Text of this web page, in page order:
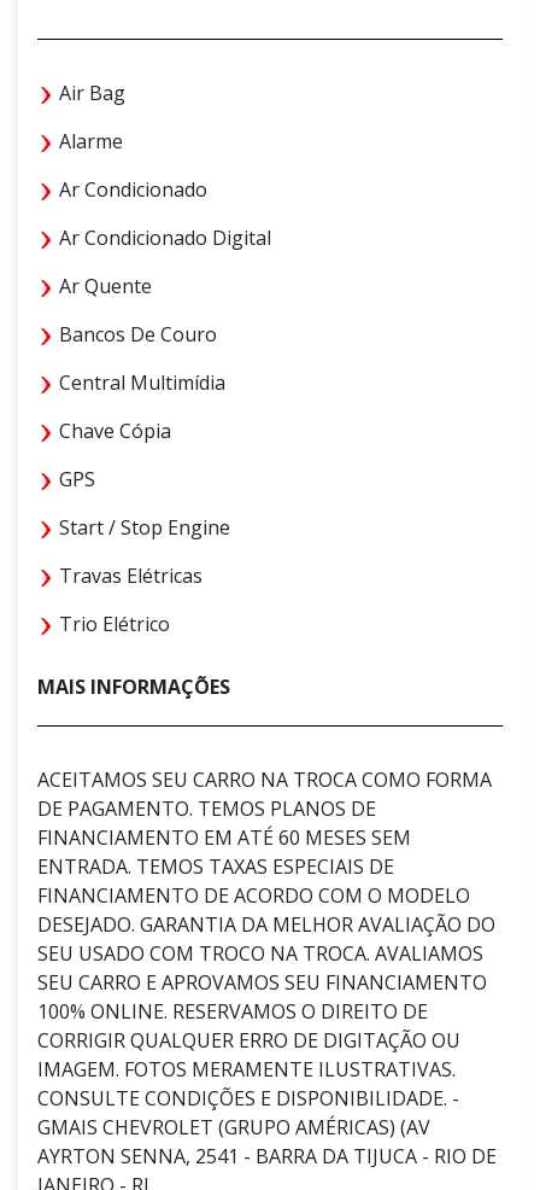
Air Bag
Alarme
Ar Condicionado
Ar Condicionado Digital
Ar Quente
Bancos De Couro
Central Multimídia
Chave Cópia
GPS
Start / Stop Engine
Travas Elétricas
Trio Elétrico
MAIS INFORMAÇÕES
ACEITAMOS SEU CARRO NA TROCA COMO FORMA
DE PAGAMENTO. TEMOS PLANOS DE
FINANCIAMENTO EM ATÉ 60 MESES SEM
ENTRADA. TEMOS TAXAS ESPECIAIS DE
FINANCIAMENTO DE ACORDO COM O MODELO
DESEJADO. GARANTIA DA MELHOR AVALIAÇÃO DO
SEU USADO COM TROCO NA TROCA. AVALIAMOS
SEU CARRO E APROVAMOS SEU FINANCIAMENTO
100% ONLINE. RESERVAMOS O DIREITO DE
CORRIGIR QUALQUER ERRO DE DIGITAÇÃO OU
IMAGEM. FOTOS MERAMENTE ILUSTRATIVAS.
CONSULTE CONDIÇÕES E DISPONIBILIDADE. -
GMAIS CHEVROLET (GRUPO AMÉRICAS) (AV
AYRTON SENNA, 2541 - BARRA DA TIJUCA - RIO DE
JANEIRO - RJ